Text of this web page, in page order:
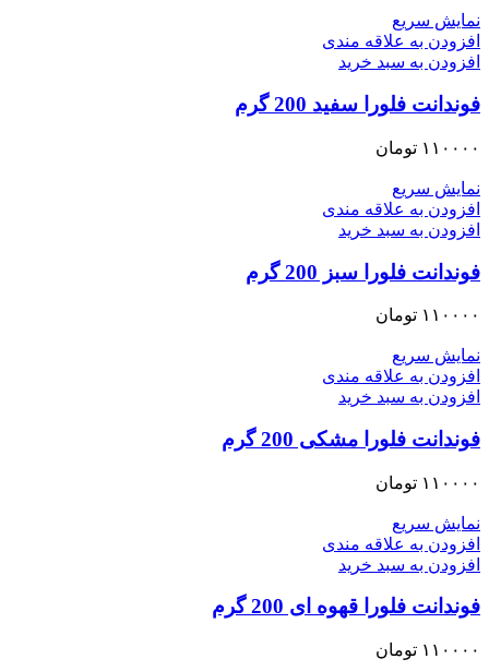
نمایش سریع
افزودن به علاقه مندی
افزودن به سبد خرید
فوندانت فلورا سفید 200 گرم
۱۱۰۰۰۰ تومان
نمایش سریع
افزودن به علاقه مندی
افزودن به سبد خرید
فوندانت فلورا سبز 200 گرم
۱۱۰۰۰۰ تومان
نمایش سریع
افزودن به علاقه مندی
افزودن به سبد خرید
فوندانت فلورا مشکی 200 گرم
۱۱۰۰۰۰ تومان
نمایش سریع
افزودن به علاقه مندی
افزودن به سبد خرید
فوندانت فلورا قهوه ای 200 گرم
۱۱۰۰۰۰ تومان